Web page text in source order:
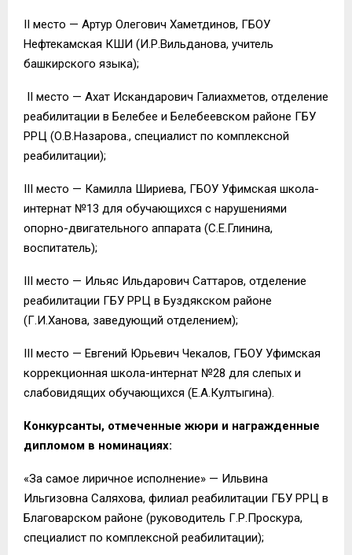
II место — Артур Олегович Хаметдинов, ГБОУ
Нефтекамская КШИ (И.Р.Вильданова, учитель
башкирского языка);
II место — Ахат Искандарович Галиахметов, отделение
реабилитации в Белебее и Белебеевском районе ГБУ
РРЦ (О.В.Назарова., специалист по комплексной
реабилитации);
III место — Камилла Шириева, ГБОУ Уфимская школа-
интернат №13 для обучающихся с нарушениями
опорно-двигательного аппарата (С.Е.Глинина,
воспитатель);
III место — Ильяс Ильдарович Саттаров, отделение
реабилитации ГБУ РРЦ в Буздякском районе
(Г.И.Ханова, заведующий отделением);
III место — Евгений Юрьевич Чекалов, ГБОУ Уфимская
коррекционная школа-интернат №28 для слепых и
слабовидящих обучающихся (Е.А.Култыгина).
Конкурсанты, отмеченные жюри и награжденные
дипломом в номинациях:
«За самое лиричное исполнение» — Ильвина
Ильгизовна Саляхова, филиал реабилитации ГБУ РРЦ в
Благоварском районе (руководитель Г.Р.Проскура,
специалист по комплексной реабилитации);